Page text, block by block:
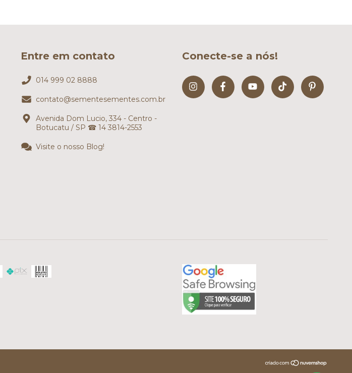
Entre em contato
014 999 02 8888
contato@sementesementes.com.br
Avenida Dom Lucio, 334 - Centro -
Botucatu / SP ☎ 14 3814-2553
Visite o nosso Blog!
Conecte-se a nós!